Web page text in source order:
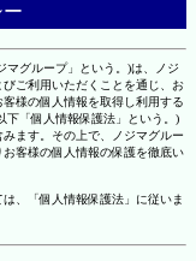
マグループ」という。)は、ノジ
ご利用いただくことを通じ、お
様の個人情報を取得し利用する
下「個人情報保護法」という。)
ます。その上で、ノジマグルー
客様の個人情報の保護を徹底い
、「個人情報保護法」に従いま